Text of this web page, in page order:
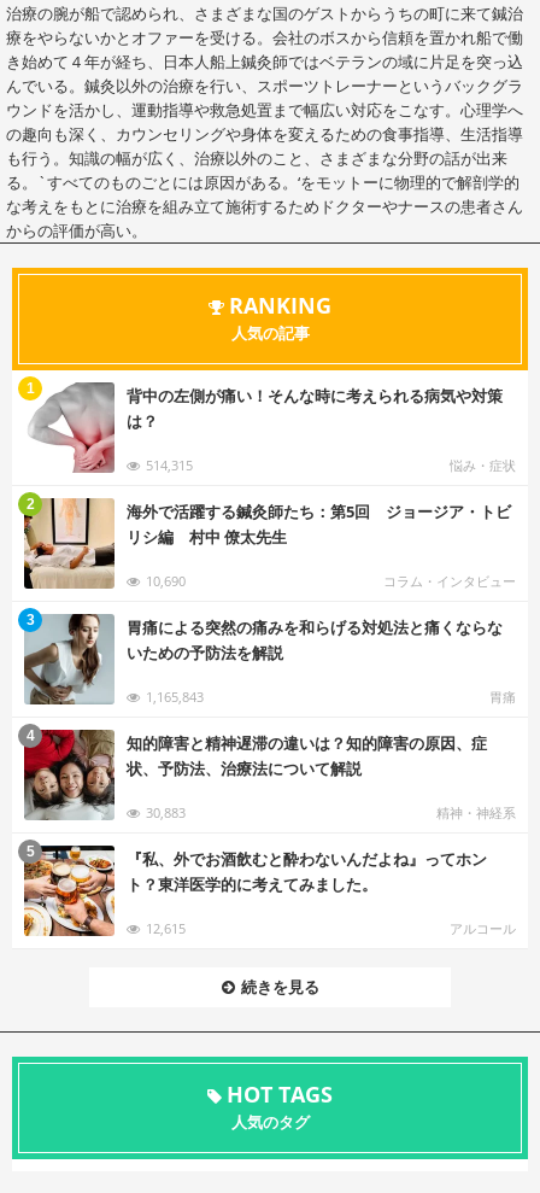
治療の腕が船で認められ、さまざまな国のゲストからうちの町に来て鍼治
療をやらないかとオファーを受ける。会社のボスから信頼を置かれ船で働
き始めて４年が経ち、日本人船上鍼灸師ではベテランの域に片足を突っ込
んでいる。鍼灸以外の治療を行い、スポーツトレーナーというバックグラ
ウンドを活かし、運動指導や救急処置まで幅広い対応をこなす。心理学へ
の趣向も深く、カウンセリングや身体を変えるための食事指導、生活指導
も行う。知識の幅が広く、治療以外のこと、さまざまな分野の話が出来
る。`すべてのものごとには原因がある。‘をモットーに物理的で解剖学的
な考えをもとに治療を組み立て施術するためドクターやナースの患者さん
からの評価が高い。
RANKING
人気の記事
背中の左側が痛い！そんな時に考えられる病気や対策
は？
514,315 悩み・症状
1
海外で活躍する鍼灸師たち：第5回 ジョージア・トビ
リシ編 村中 僚太先生
10,690 コラム・インタビュー
2
胃痛による突然の痛みを和らげる対処法と痛くならな
いための予防法を解説
1,165,843 胃痛
3
知的障害と精神遅滞の違いは？知的障害の原因、症
状、予防法、治療法について解説
30,883 精神・神経系
4
『私、外でお酒飲むと酔わないんだよね』ってホン
ト？東洋医学的に考えてみました。
12,615 アルコール
5
続きを見る
HOT TAGS
人気のタグ